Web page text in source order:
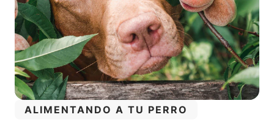
CATEGORÍA:
ALIMENTANDO A TU PERRO